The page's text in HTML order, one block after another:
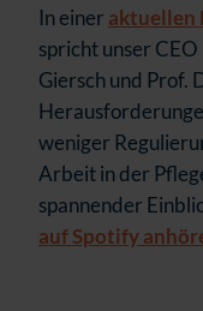
In einer aktuellen
spricht unser
Giersch und Prof.
weniger
Arbeit in der
spannender
auf Spotify